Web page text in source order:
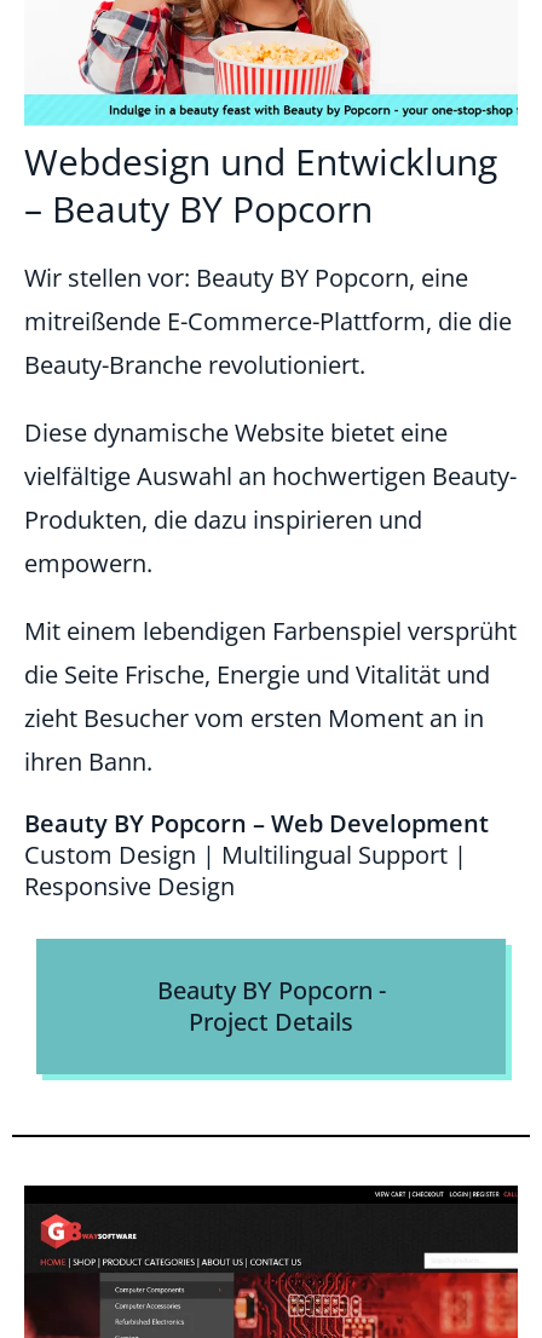
Webdesign und Entwicklung
– Beauty BY Popcorn
Wir stellen vor: Beauty BY Popcorn, eine
mitreißende E-Commerce-Plattform, die die
Beauty-Branche revolutioniert.
Diese dynamische Website bietet eine
vielfältige Auswahl an hochwertigen Beauty-
Produkten, die dazu inspirieren und
empowern.
Mit einem lebendigen Farbenspiel versprüht
die Seite Frische, Energie und Vitalität und
zieht Besucher vom ersten Moment an in
ihren Bann.
Beauty BY Popcorn – Web Development
Custom Design | Multilingual Support |
Responsive Design
Beauty BY Popcorn -
Project Details